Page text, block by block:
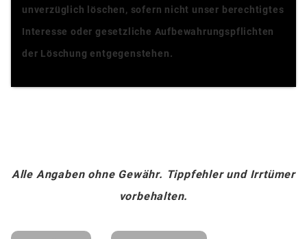
unverzüglich löschen, sofern nicht unser berechtigtes
Interesse oder gesetzliche Aufbewahrungspflichten
der Löschung entgegenstehen.
Alle Angaben ohne Gewähr. Tippfehler und Irrtümer
vorbehalten.